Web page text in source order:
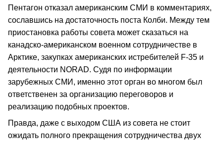
Пентагон отказал американским СМИ в комментариях,
сославшись на достаточность поста Колби. Между тем
приостановка работы совета может сказаться на
канадско-американском военном сотрудничестве в
Арктике, закупках американских истребителей F-35 и
деятельности NORAD. Судя по информации
зарубежных СМИ, именно этот орган во многом был
ответственен за организацию переговоров и
реализацию подобных проектов.
Правда, даже с выходом США из совета не стоит
ожидать полного прекращения сотрудничества двух